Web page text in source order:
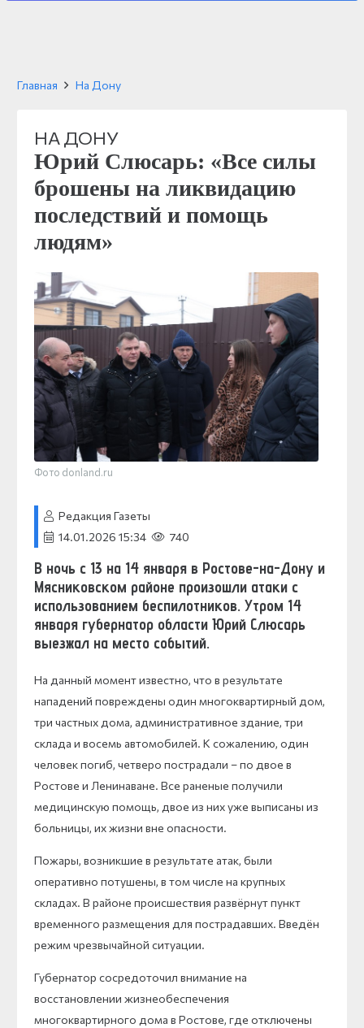
Главная На Дону
НА ДОНУ
Юрий Слюсарь: «Все силы
брошены на ликвидацию
последствий и помощь
людям»
Фото donland.ru
Редакция Газеты
14.01.2026 15:34
740
В ночь с 13 на 14 января в Ростове-на-Дону и
Мясниковском районе произошли атаки с
использованием беспилотников. Утром 14
января губернатор области Юрий Слюсарь
выезжал на место событий.
На данный момент известно, что в результате
нападений повреждены один многоквартирный дом,
три частных дома, административное здание, три
склада и восемь автомобилей. К сожалению, один
человек погиб, четверо пострадали – по двое в
Ростове и Ленинаване. Все раненые получили
медицинскую помощь, двое из них уже выписаны из
больницы, их жизни вне опасности.
Пожары, возникшие в результате атак, были
оперативно потушены, в том числе на крупных
складах. В районе происшествия развёрнут пункт
временного размещения для пострадавших. Введён
режим чрезвычайной ситуации.
Губернатор сосредоточил внимание на
восстановлении жизнеобеспечения
многоквартирного дома в Ростове, где отключены